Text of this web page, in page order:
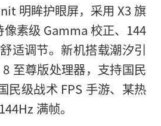
明眸护眼屏，采用 X3 旗
素级 Gamma 校正、144
适调节。新机搭载潮汐引
至尊版处理器，支持国民
民级战术 FPS 手游、某热
满帧。